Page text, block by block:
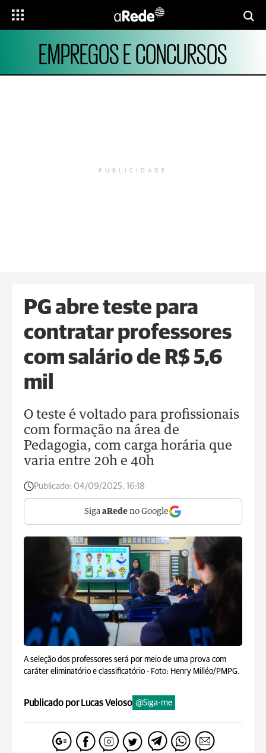
EMPREGOS E CONCURSOS
PUBLICIDADE
PG abre teste para
contratar professores
com salário de R$ 5,6
mil
O teste é voltado para profissionais
com formação na área de
Pedagogia, com carga horária que
varia entre 20h e 40h
Publicado: 04/09/2025, 16:18
Siga aRede no Google
A seleção dos professores será por meio de uma prova com
caráter eliminatório e classificatório - Foto: Henry Milléo/PMPG.
Publicado por Lucas Veloso @Siga-me